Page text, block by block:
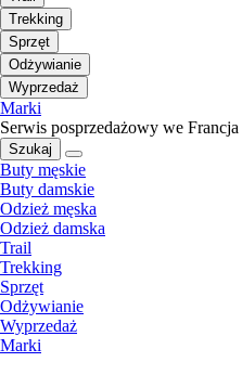
Trekking
Sprzęt
Odżywianie
Wyprzedaż
Marki
Serwis posprzedażowy we Francja
Szukaj
Buty męskie
Buty damskie
Odzież męska
Odzież damska
Trail
Trekking
Sprzęt
Odżywianie
Wyprzedaż
Marki